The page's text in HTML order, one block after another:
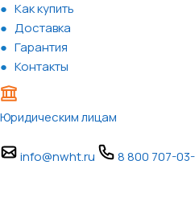
Как купить
Доставка
Гарантия
Контакты
Юридическим лицам
info@nwht.ru 8 800 707-